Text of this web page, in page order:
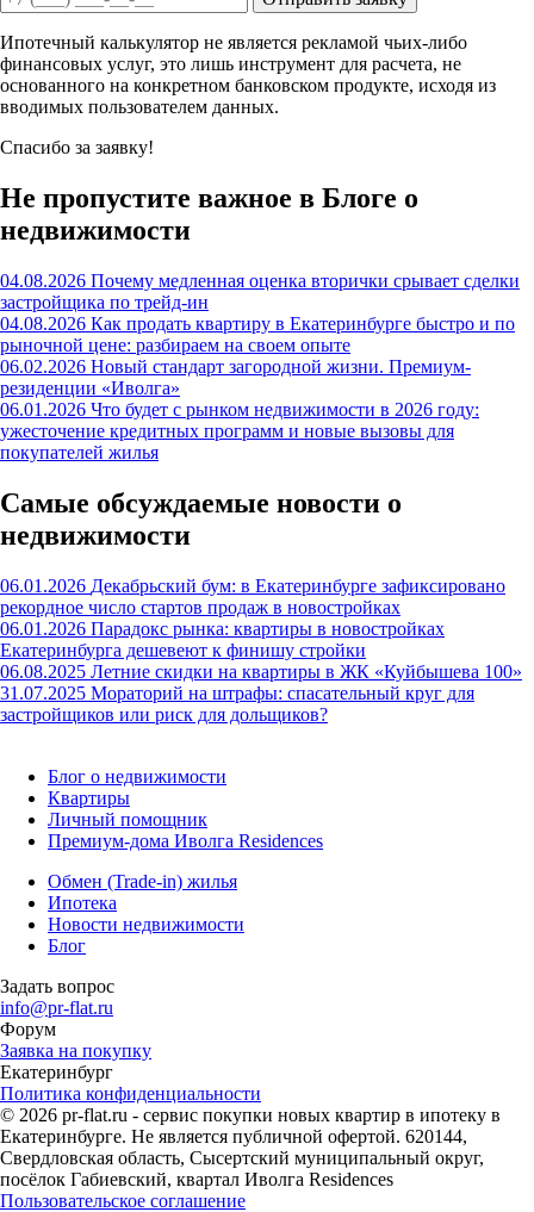
Ипотечный калькулятор не является рекламой чьих-либо
финансовых услуг, это лишь инструмент для расчета, не
основанного на конкретном банковском продукте, исходя из
вводимых пользователем данных.
Спасибо за заявку!
Не пропустите важное в Блоге о
недвижимости
04.08.2026 Почему медленная оценка вторички срывает сделки
застройщика по трейд-ин
04.08.2026 Как продать квартиру в Екатеринбурге быстро и по
рыночной цене: разбираем на своем опыте
06.02.2026 Новый стандарт загородной жизни. Премиум-
резиденции «Иволга»
06.01.2026 Что будет с рынком недвижимости в 2026 году:
ужесточение кредитных программ и новые вызовы для
покупателей жилья
Самые обсуждаемые новости о
недвижимости
06.01.2026 Декабрьский бум: в Екатеринбурге зафиксировано
рекордное число стартов продаж в новостройках
06.01.2026 Парадокс рынка: квартиры в новостройках
Екатеринбурга дешевеют к финишу стройки
06.08.2025 Летние скидки на квартиры в ЖК «Куйбышева 100»
31.07.2025 Мораторий на штрафы: спасательный круг для
застройщиков или риск для дольщиков?
Блог о недвижимости
Квартиры
Личный помощник
Премиум-дома Иволга Residences
Обмен (Trade-in) жилья
Ипотека
Новости недвижимости
Блог
Задать вопрос
info@pr-flat.ru
Форум
Заявка на покупку
Екатеринбург
Политика конфиденциальности
© 2026 pr-flat.ru - сервис покупки новых квартир в ипотеку в
Екатеринбурге. Не является публичной офертой. 620144,
Свердловская область, Сысертский муниципальный округ,
посёлок Габиевский, квартал Иволга Residences
Пользовательское соглашение